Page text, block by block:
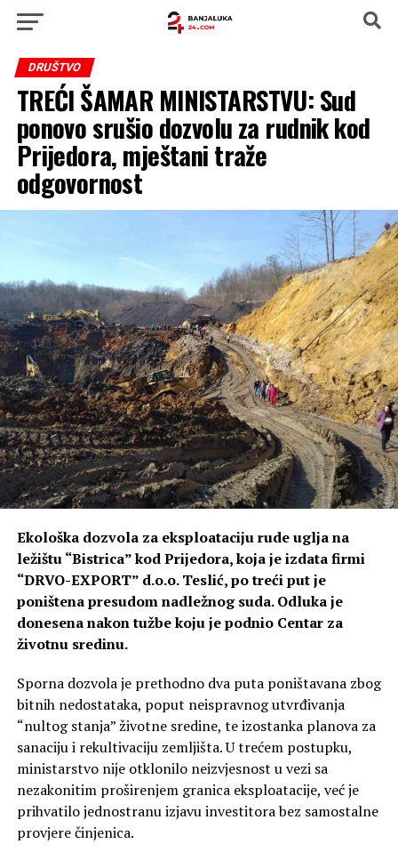
DRUŠTVO
TREĆI ŠAMAR MINISTARSTVU: Sud
ponovo srušio dozvolu za rudnik kod
Prijedora, mještani traže
odgovornost
Ekološka dozvola za eksploataciju rude uglja na
ležištu “Bistrica” kod Prijedora, koja je izdata firmi
“DRVO-EXPORT” d.o.o. Teslić, po treći put je
poništena presudom nadležnog suda. Odluka je
donesena nakon tužbe koju je podnio Centar za
životnu sredinu.
Sporna dozvola je prethodno dva puta poništavana zbog
bitnih nedostataka, poput neispravnog utvrđivanja
“nultog stanja” životne sredine, te izostanka planova za
sanaciju i rekultivaciju zemljišta. U trećem postupku,
ministarstvo nije otklonilo neizvjesnost u vezi sa
nezakonitim proširenjem granica eksploatacije, već je
prihvatilo jednostranu izjavu investitora bez samostalne
provjere činjenica.